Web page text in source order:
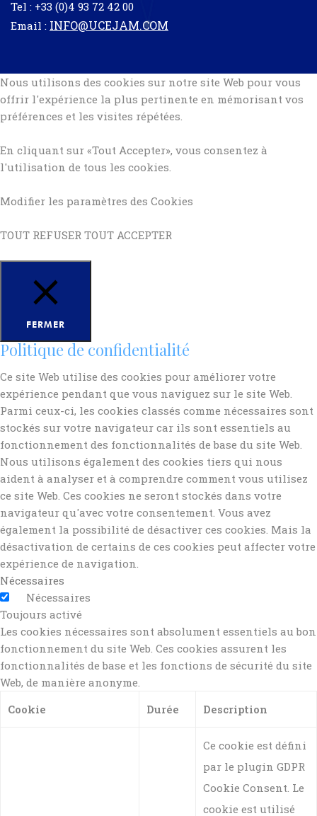
Tel : +33 (0)4 93 72 42 00
Email : INFO@UCEJAM.COM
Nous utilisons des cookies sur notre site Web pour vous
offrir l'expérience la plus pertinente en mémorisant vos
préférences et les visites répétées.
En cliquant sur «Tout Accepter», vous consentez à
l'utilisation de tous les cookies.
Modifier les paramètres des Cookies
TOUT REFUSER TOUT ACCEPTER
FERMER
Politique de confidentialité
Ce site Web utilise des cookies pour améliorer votre
expérience pendant que vous naviguez sur le site Web.
Parmi ceux-ci, les cookies classés comme nécessaires sont
stockés sur votre navigateur car ils sont essentiels au
fonctionnement des fonctionnalités de base du site Web.
Nous utilisons également des cookies tiers qui nous
aident à analyser et à comprendre comment vous utilisez
ce site Web. Ces cookies ne seront stockés dans votre
navigateur qu'avec votre consentement. Vous avez
également la possibilité de désactiver ces cookies. Mais la
désactivation de certains de ces cookies peut affecter votre
expérience de navigation.
Nécessaires
Nécessaires
Toujours activé
Les cookies nécessaires sont absolument essentiels au bon
fonctionnement du site Web. Ces cookies assurent les
fonctionnalités de base et les fonctions de sécurité du site
Web, de manière anonyme.
Cookie
Durée Description
Ce cookie est défini
par le plugin GDPR
Cookie Consent. Le
cookie est utilisé